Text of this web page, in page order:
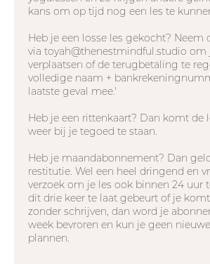
kans om op tijd nog een les te
Heb je een losse les gekocht? Neem
via toyah@thenestmindful.studio om
verplaatsen of de terugbetaling te
volledige naam +
laatste geval mee.'
Heb je een rittenkaart? Dan komt de
weer bij je tegoed te staan.
Heb je maandabonnement? Dan
restitutie. Wel een heel dringend en
verzoek om je les ook binnen 24 uur
dit drie keer te laat gebeurt of je
zonder schrijven, dan word je
week bevroren en kun je geen
plannen.